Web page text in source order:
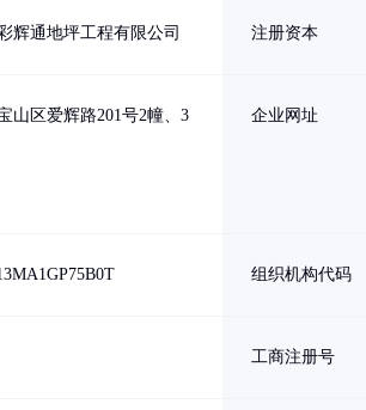
辉通地坪工程有限公司 注册资本
山区爱辉路201号2幢、3 企业网址
组织机构代码
工商注册号